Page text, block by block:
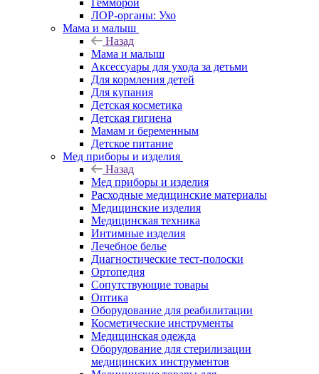
Гемморой
ЛОР-органы: Ухо
Мама и малыш
Назад
Мама и малыш
Аксессуары для ухода за детьми
Для кормления детей
Для купания
Детская косметика
Детская гигиена
Мамам и беременным
Детское питание
Мед приборы и изделия
Назад
Мед приборы и изделия
Расходные медицинские материалы
Медицинские изделия
Медицинская техника
Интимные изделия
Лечебное белье
Диагностические тест-полоски
Ортопедия
Сопутствующие товары
Оптика
Оборудование для реабилитации
Косметические инструменты
Медицинская одежда
Оборудование для стерилизации
медицинских инструментов